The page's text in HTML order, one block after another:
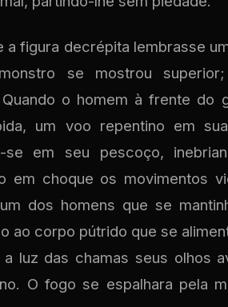
a figura decrépita lembrasse
se mostrou superior;
o homem à frente do
um voo repentino em
se em seu pescoço,
em choque os movimentos
dos homens que se
ao corpo pútrido que se
luz das chamas seus olhos
O fogo se espalhara pela